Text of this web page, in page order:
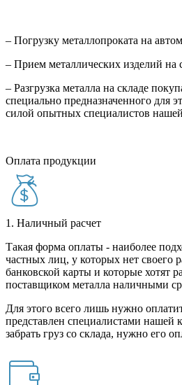
– Погрузку металлопроката на
– Прием металлических изделий на
– Разгрузка металла на складе
специально предназначенного для
силой опытных специалистов
Оплата продукции
1. Наличный расчет
Такая форма оплаты - наиболее
частных лиц, у которых нет своего
банковской карты и которые хотят
поставщиком металла наличными
Для этого всего лишь нужно
представлен специалистами нашей
забрать груз со склада, нужно его